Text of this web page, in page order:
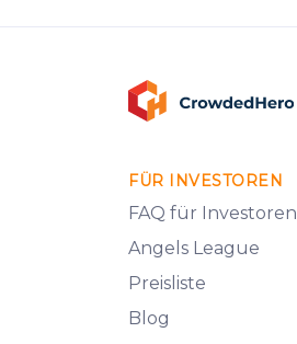
FÜR INVESTOREN
FAQ für Investoren
Angels League
Preisliste
Blog